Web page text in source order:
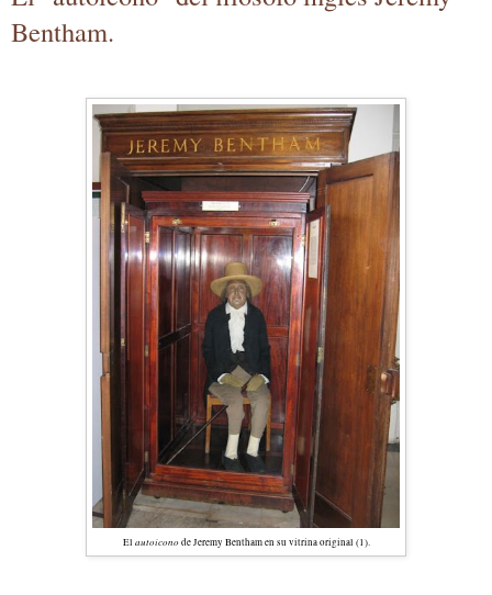
Bentham.
El autoiconode Jeremy Bentham en su vitrina original (1).